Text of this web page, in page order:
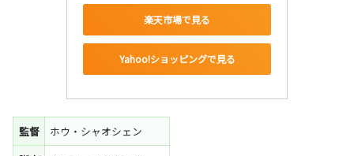
楽天市場で見る
Yahoo!ショッピングで見る
監督
ホウ・シャオシェン